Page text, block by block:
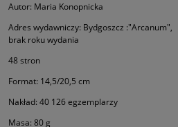
Autor: Maria Konopnicka
Adres wydawniczy: Bydgoszcz :"Arcanum",
brak roku wydania
48 stron
Format: 14,5/20,5 cm
Nakład: 40 126 egzemplarzy
Masa: 80 g